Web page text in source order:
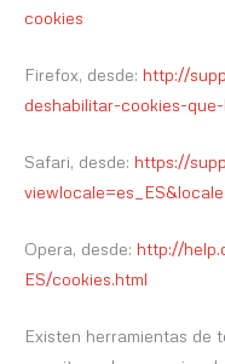
cookies
Firefox, desde: http://
deshabilitar-cookies-
Safari, desde: https://
Opera, desde: http://
ES/cookies.html
Existen herramientas de